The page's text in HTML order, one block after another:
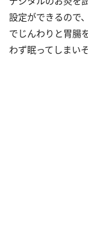
設定ができるので
でじんわりと胃腸
わず眠ってしまい